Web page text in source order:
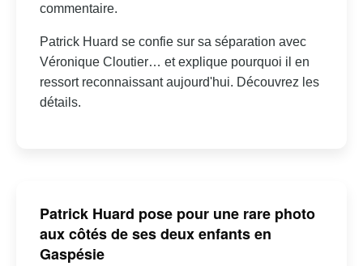
commentaire.
Patrick Huard se confie sur sa séparation avec
Véronique Cloutier… et explique pourquoi il en
ressort reconnaissant aujourd'hui. Découvrez les
détails.
Patrick Huard pose pour une rare photo
aux côtés de ses deux enfants en
Gaspésie